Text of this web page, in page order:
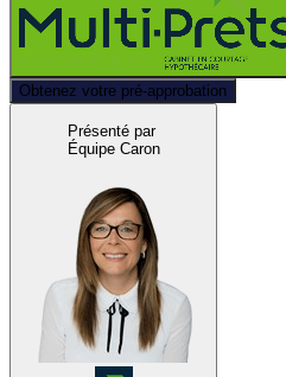
Obtenez votre pré-approbation
Présenté par
Équipe Caron